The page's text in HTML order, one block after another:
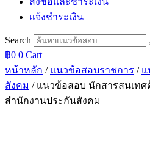
แจ้งชำระเงิน
Search
฿0 0 Cart
หน้าหลัก / แนวข้อสอบราชการ / แ
สังคม / แนวข้อสอบ นักสารสนเทศ
สำนักงานประกันสังคม